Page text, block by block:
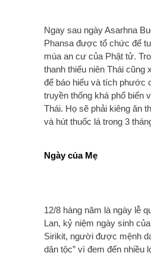
Ngay sau ngày Asarhna
Phansa được tổ chức để
mùa an cư của Phật tử.
thanh thiếu niên Thái cũng
để báo hiếu và tích phước
truyền thống khá phổ biến
Thái. Họ sẽ phải kiêng ăn
và hút thuốc lá trong 3
Ngày của Mẹ
12/8 hàng năm là ngày lễ
Lan, kỷ niệm ngày sinh
Sirikit, người được mệnh
dân tộc” vì đem đến nhiều